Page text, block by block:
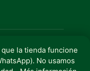
los derechos
la tienda funcione
No usamos
carrito